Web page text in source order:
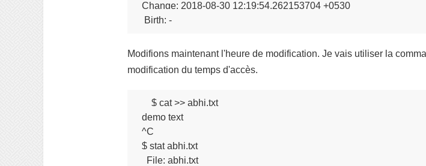
Change: 2018-08-30 12:19:54.262153704 +0530
  Birth: -
Modifions maintenant l'heure de modification. Je vais utiliser la
modification du temps d'accès.
$ cat >> abhi.txt
demo text
^C
$ stat abhi.txt
   File: abhi.txt